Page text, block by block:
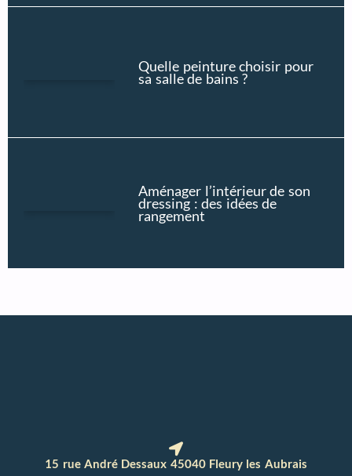
Quelle peinture choisir pour
sa salle de bains ?
Aménager l’intérieur de son
dressing : des idées de
rangement
15 rue André Dessaux 45040 Fleury les Aubrais